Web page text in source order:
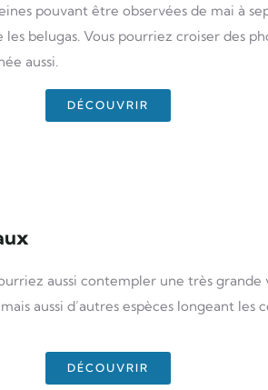
pouvant être observées de mai à
les belugas. Vous pourriez croiser des
aussi.
DÉCOUVRIR
aussi contempler une très grande
aussi d’autres espèces longeant les
DÉCOUVRIR